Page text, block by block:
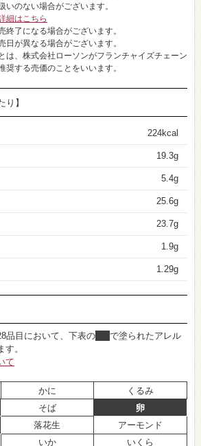
のない場合がございます。
細はこちら
了になる場合がございます。
が異なる場合がございます。
は、株式会社ローソンがフランチャイズチェーン
奨する売価のことをいいます。
り】
224kcal
19.3g
5.4g
25.6g
23.7g
1.9g
1.29g
品目において、下表の
で塗られたアレル
。
て
かに
くるみ
そば
卵
落花生
アーモンド
いか
いくら